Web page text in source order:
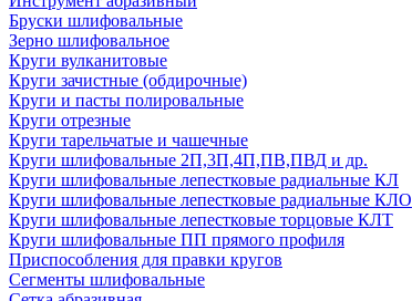
Бруски шлифовальные
Зерно шлифовальное
Круги вулканитовые
Круги зачистные (обдирочные)
Круги и пасты полировальные
Круги отрезные
Круги тарельчатые и чашечные
Круги шлифовальные 2П,3П,4П,ПВ,ПВД и др.
Круги шлифовальные лепестковые радиальные КЛ
Круги шлифовальные лепестковые радиальные КЛО
Круги шлифовальные лепестковые торцовые КЛТ
Круги шлифовальные ПП прямого профиля
Приспособления для правки кругов
Сегменты шлифовальные